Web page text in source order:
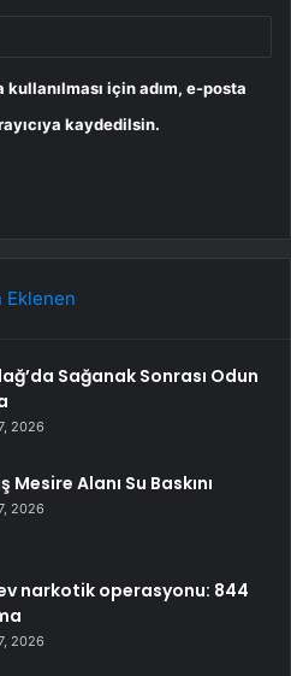
için adım, e-posta
kaydedilsin.
Eklenen
Sağanak Sonrası Odun
2026
Mesire Alanı Su Baskını
2026
narkotik operasyonu: 844
2026